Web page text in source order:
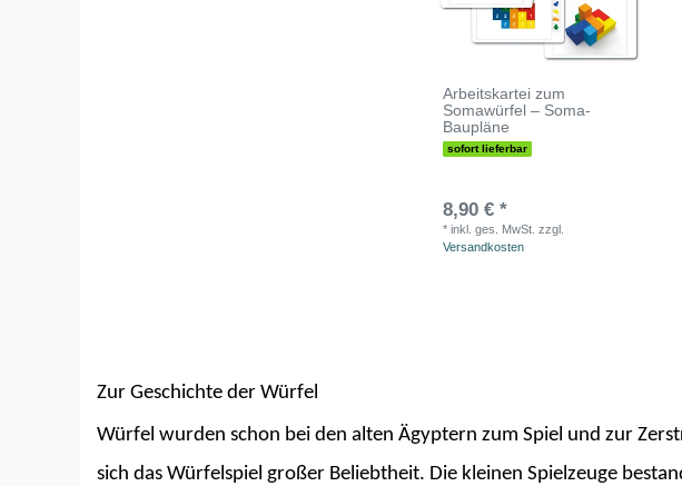
Arbeitskartei zum
Somawürfel – Soma-
Baupläne
sofort lieferbar
8,90 € *
*inkl. ges. MwSt. zzgl.
Versandkosten
Zur Geschichte der Würfel
Würfel wurden schon bei den alten Ägyptern zum Spiel und zur
sich das Würfelspiel großer Beliebtheit. Die kleinen Spielzeuge